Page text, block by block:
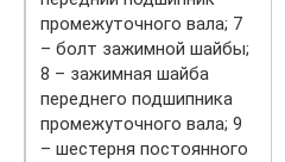
промежуточного вала; 7
– болт зажимной шайбы;
8 – зажимная шайба
переднего подшипника
промежуточного вала; 9
– шестерня постоянного